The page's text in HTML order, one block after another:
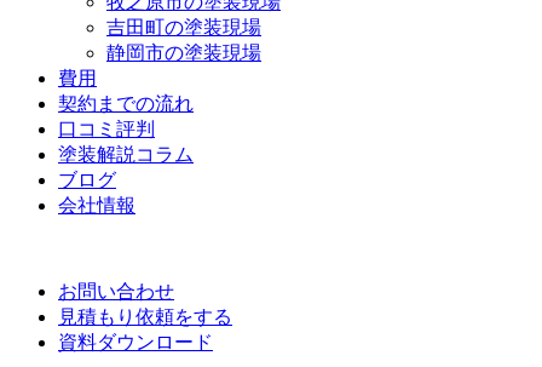
吉田町の塗装現場
静岡市の塗装現場
費用
契約までの流れ
口コミ評判
塗装解説コラム
ブログ
会社情報
お問い合わせ
見積もり依頼をする
資料ダウンロード